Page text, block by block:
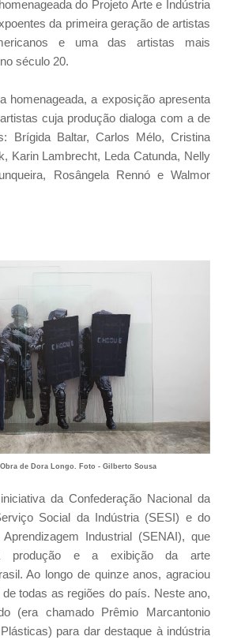
do Projeto Arte e Indústria
da primeira geração de artistas
e uma das artistas mais
século 20.
homenageada, a exposição apresenta
cuja produção dialoga com a de
Brígida Baltar, Carlos Mélo, Cristina
Karin Lambrecht, Leda Catunda, Nelly
Rosângela Rennó e Walmor
de Dora Longo. Foto - Gilberto Sousa
da Confederação Nacional da
Social da Indústria (SESI) e do
Industrial (SENAI), que
produção e a exibição da arte
Ao longo de quinze anos, agraciou
todas as regiões do país. Neste ano,
(era chamado Prêmio Marcantonio
para dar destaque à indústria